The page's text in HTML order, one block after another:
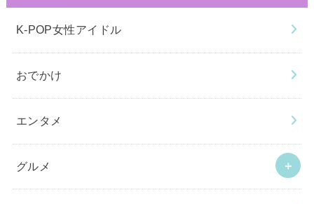
K-POP女性アイドル
おでかけ
エンタメ
グルメ